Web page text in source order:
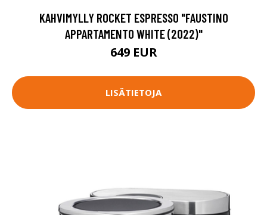
KAHVIMYLLY ROCKET ESPRESSO "FAUSTINO
APPARTAMENTO WHITE (2022)"
649 EUR
LISÄTIETOJA